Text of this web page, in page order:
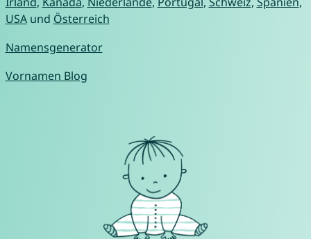
USAund Österreich
Namensgenerator
Vornamen Blog